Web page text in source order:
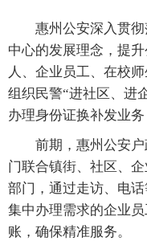
惠州公安深入贯彻
中心的发展理念，提
人、企业员工、在校
组织民警“进社区、进
办理身份证换补发业务
前期，惠州公安户
门联合镇街、社区、
部门，通过走访、电
集中办理需求的企业
账，确保精准服务。